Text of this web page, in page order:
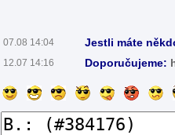
07.08 14:04 Jestli máte
12.07 14:16 Doporučujeme: